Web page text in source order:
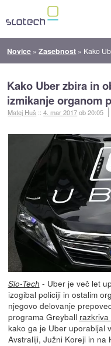
Novice »Zasebnost » Kako Uber
Kako Uber zbira in
izmikanje organom
Matej Huš ::4. mar 2017ob 20:05
Slo-Tech - Uber je več let
izogibal policiji in ostalim
njegovo delovanje
programa Greyball razkriva
kako ga je Uber uporabljal
Avstraliji, Južni Koreji in na